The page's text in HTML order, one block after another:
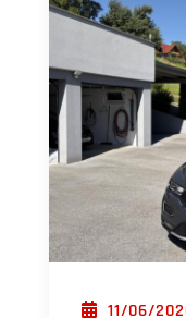
POSTED
11/06/